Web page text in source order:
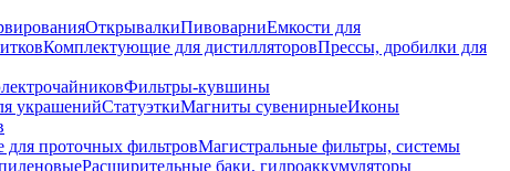
ОткрывалкиПивоварниЕмкости для
Комплектующие для дистилляторовПрессы, дробилки для
Фильтры-кувшины
украшенийСтатуэткиМагниты сувенирныеИконы
проточных фильтровМагистральные фильтры, системы
Расширительные баки, гидроаккумуляторы